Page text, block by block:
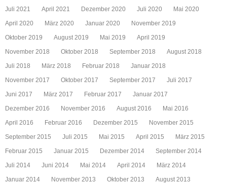
Juli 2021
April 2021 Dezember 2020 Juli 2020
Mai 2020
April 2020
März 2020 Januar 2020
November 2019
Oktober 2019
August 2019 Mai 2019
April 2019
November 2018
Oktober 2018 September 2018
August 2018
Juli 2018
März 2018 Februar 2018
Januar 2018
November 2017
Oktober 2017 September 2017
Juli 2017
Juni 2017
März 2017 Februar 2017
Januar 2017
Dezember 2016
November 2016 August 2016
Mai 2016
April 2016
Februar 2016 Dezember 2015
November 2015
September 2015
Juli 2015 Mai 2015 April 2015
März 2015
Februar 2015
Januar 2015 Dezember 2014
September 2014
Juli 2014
Juni 2014 Mai 2014 April 2014
März 2014
Januar 2014
November 2013 Oktober 2013
August 2013